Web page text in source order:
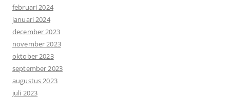
februari 2024
januari 2024
december 2023
november 2023
oktober 2023
september 2023
augustus 2023
juli 2023